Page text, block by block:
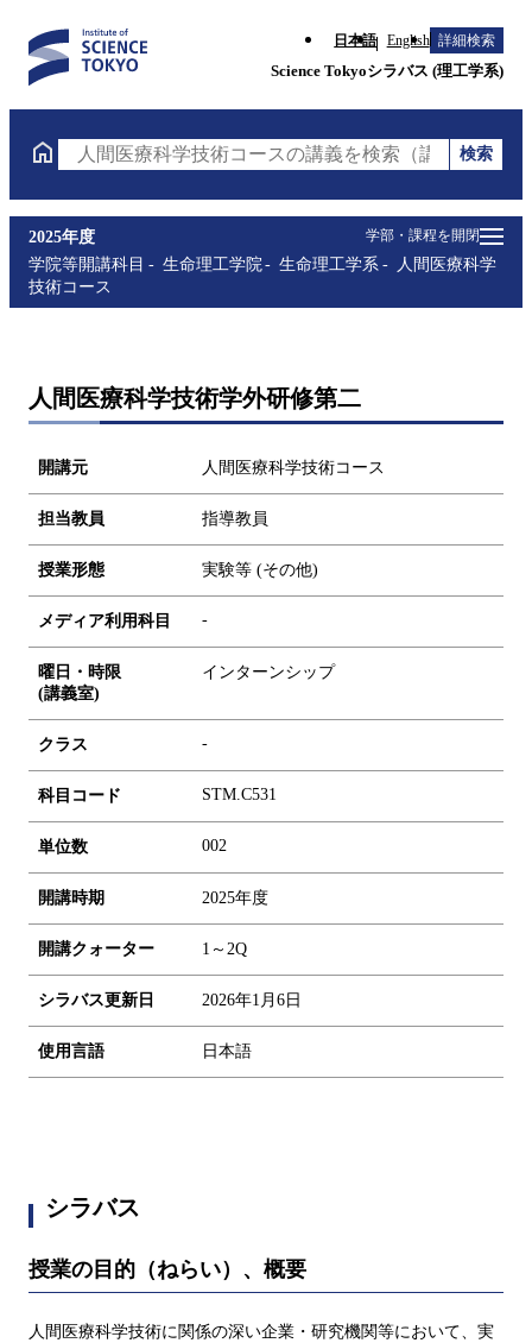
日本語 English 詳細検索
Science Tokyoシラバス (理工学系)
人間医療科学技術コースの講義を検索（講義名・科
検索
学部・課程を開閉
2025年度
学院等開講科目
生命理工学院 生命理工学系
人間医療科学
技術コース
人間医療科学技術学外研修第二
開講元 人間医療科学技術コース
担当教員 指導教員
授業形態 実験等 (その他)
メディア利用科目 -
曜日・時限
(講義室)
インターンシップ
クラス -
科目コード STM.C531
単位数 002
開講時期 2025年度
開講クォーター 1～2Q
シラバス更新日 2026年1月6日
使用言語 日本語
シラバス
授業の目的（ねらい）、概要
人間医療科学技術に関係の深い企業・研究機関等において、実